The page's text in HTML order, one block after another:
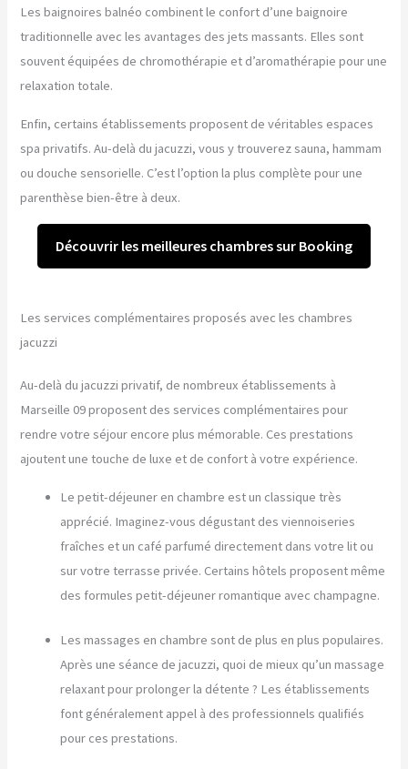
Les baignoires balnéo combinent le confort d’une baignoire
traditionnelle avec les avantages des jets massants. Elles sont
souvent équipées de chromothérapie et d’aromathérapie pour une
relaxation totale.
Enfin, certains établissements proposent de véritables espaces
spa privatifs. Au-delà du jacuzzi, vous y trouverez sauna, hammam
ou douche sensorielle. C’est l’option la plus complète pour une
parenthèse bien-être à deux.
Découvrir les meilleures chambres sur Booking
Les services complémentaires proposés avec les chambres
jacuzzi
Au-delà du jacuzzi privatif, de nombreux établissements à
Marseille 09 proposent des services complémentaires pour
rendre votre séjour encore plus mémorable. Ces prestations
ajoutent une touche de luxe et de confort à votre expérience.
Le petit-déjeuner en chambre est un classique très
apprécié. Imaginez-vous dégustant des viennoiseries
fraîches et un café parfumé directement dans votre lit ou
sur votre terrasse privée. Certains hôtels proposent même
des formules petit-déjeuner romantique avec champagne.
Les massages en chambre sont de plus en plus populaires.
Après une séance de jacuzzi, quoi de mieux qu’un massage
relaxant pour prolonger la détente ? Les établissements
font généralement appel à des professionnels qualifiés
pour ces prestations.